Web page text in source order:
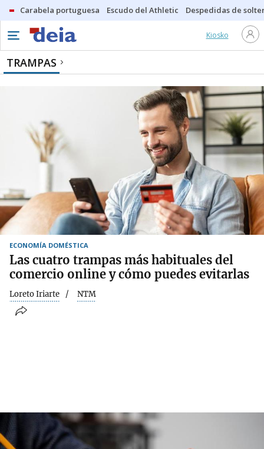
Carabela portuguesa Escudo del Athletic Despedidas de
Kiosko
TRAMPAS
ECONOMÍA DOMÉSTICA
Las cuatro trampas más habituales del
comercio online y cómo puedes evitarlas
Loreto Iriarte NTM